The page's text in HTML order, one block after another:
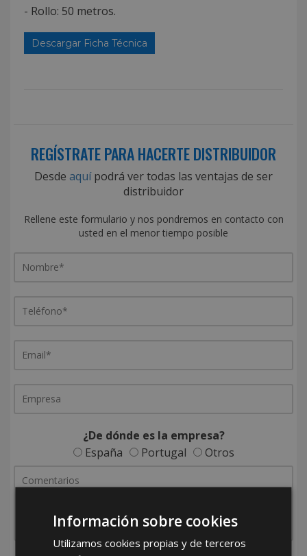
- Rollo: 50 metros.
Descargar Ficha Técnica
REGÍSTRATE PARA HACERTE DISTRIBUIDOR
Desde aquípodrá ver todas las ventajas de ser
distribuidor
Rellene este formulario y nos pondremos en contacto con
usted en el menor tiempo posible
¿De dónde es la empresa?
España
Portugal Otros
Información sobre cookies
Utilizamos cookies propias y de terceros